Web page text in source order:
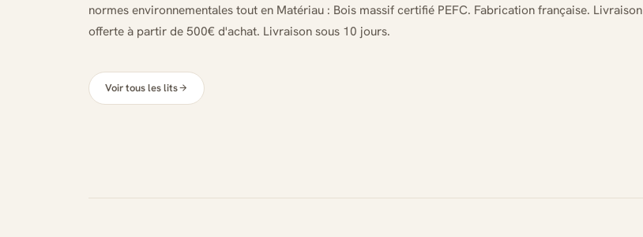
normes environnementales tout en Matériau : Bois massif certifié PEFC. Fabrication française. Livraison
offerte à partir de 500€ d'achat. Livraison sous 10 jours.
Voir tous les lits